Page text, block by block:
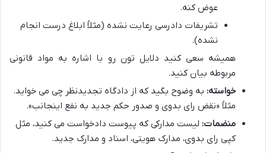
عوض کنه.
تشریفات دادرسی رعایت نشده (مثلاً ابلاغ درست انجام
نشده).
همیشه سعی کنید دلایل تون رو با اشاره به مواد قانونی
مربوطه بیان کنید.
خواسته: به وضوح بگید که از دادگاه تجدیدنظر چی می خواید.
مثلاً «نقض رای بدوی و صدور حکم جدید به نفع اینجانب».
منضمات: لیست مدارکی که پیوست دادخواست می کنید، مثل
کپی رای بدوی، مدارک هویتی، اسناد و مدارک جدید.